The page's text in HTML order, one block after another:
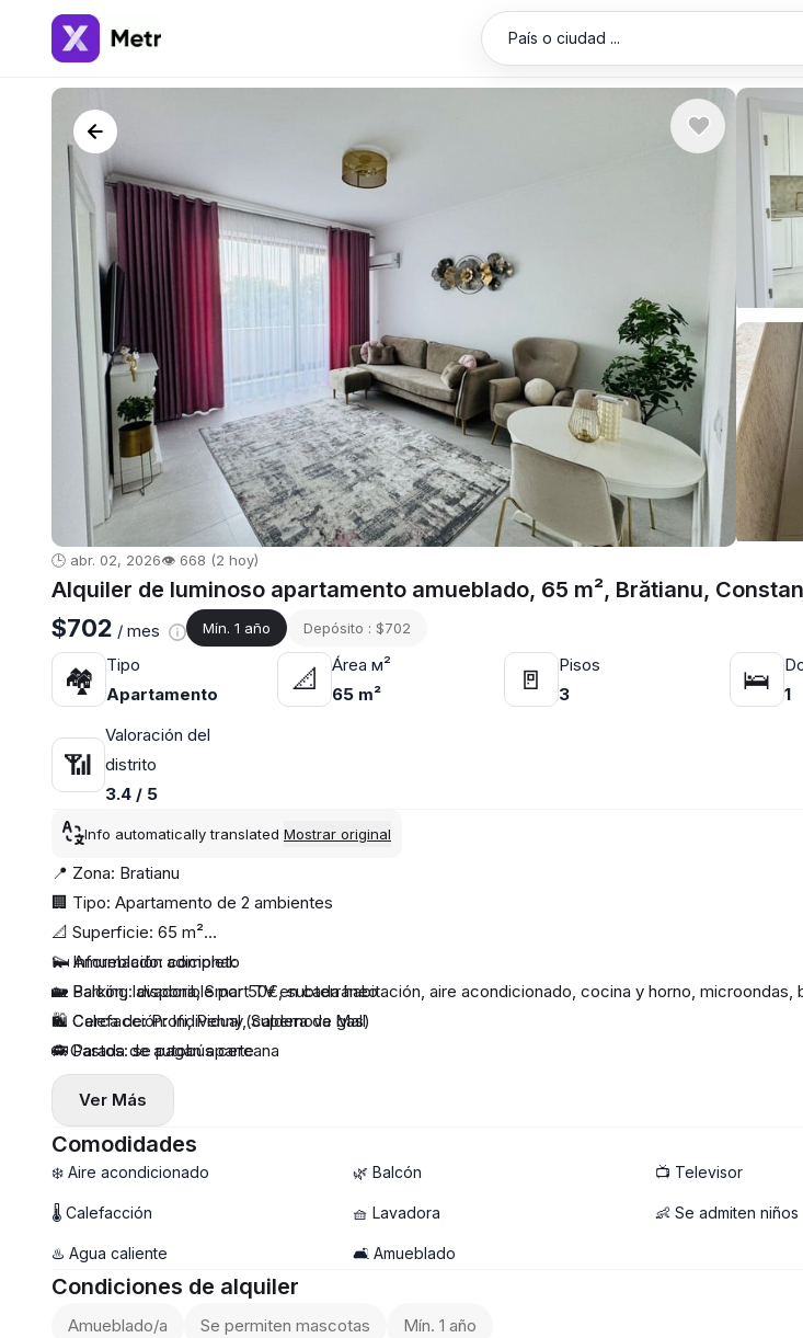
País o ciudad ...
🕒 abr. 02, 2026👁️ 668 (2 hoy)
Alquiler de luminoso apartamento amueblado, 65 m², Brătianu,
$702 / mes Mín. 1 año Depósito : $702
🏘
Tipo
Apartamento
📐
Área м²
65 m²
🚪
Pisos
3
🛌
1
📶
Valoración del
distrito
3.4 / 5
Info automatically translated Mostrar original
📍 Zona: Bratianu
🏢 Tipo: Apartamento de 2 ambientes
📐 Superficie: 65 m²
🛏 Amueblado: completo
🏡 Balcón, lavadora, Smart TV en cada habitación, aire acondicionado, cocina y horno, microondas,
🔥 Calefacción: Individual (caldera de gas)
♻️ Gastos: se pagan aparte
🧸 Se permiten niños: sí
🐾 Mascotas: a consultar
🏙️ Piso: 3/10
📦 Duración mínima del alquiler: 12 meses (menos tiempo – precio más alto)
🔐 Depósito: 1 mes
🔆 Comisión
💸 Precio: 600€ / mes
💫 Información adicional:
🚙 Parking: disponible por 50€, subterráneo
🛍️ Cerca de: Profi, Penny, Supernova Mall
🚌 Parada de autobús cercana
Ver Más
Comodidades
❄️ Aire acondicionado 🌿 Balcón 📺 Televisor
🌡 Calefacción 🧺 Lavadora 👶 Se admiten niños
♨️ Agua caliente 🛋️ Amueblado
Condiciones de alquiler
Amueblado/a Se permiten mascotas Mín. 1 año